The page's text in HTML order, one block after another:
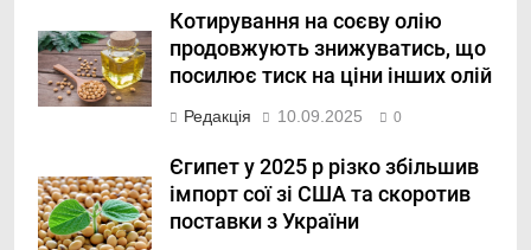
Котирування на соєву олію
продовжують знижуватись, що
посилює тиск на ціни інших олій
Редакція 10.09.2025 0
Єгипет у 2025 р різко збільшив
імпорт сої зі США та скоротив
поставки з України